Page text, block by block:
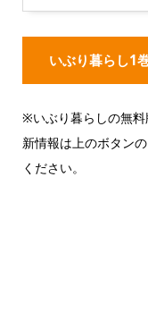
いぶり暮らし1
※いぶり暮らしの無
新情報は上のボタン
ください。